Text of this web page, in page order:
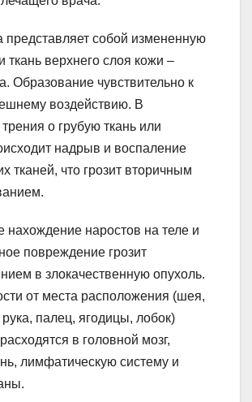
представляет собой измененную
ткань верхнего слоя кожи –
Образование чувствительно к
воздействию. В
трения о грубую ткань или
надрыв и воспаление
тканей, что грозит вторичным
нахождение наростов на теле и
повреждение грозит
в злокачественную опухоль.
от места расположения (шея,
рука, палец, ягодицы, лобок)
в головной мозг,
лимфатическую систему и